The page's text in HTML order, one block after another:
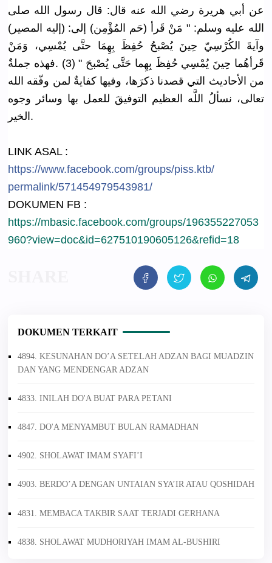
عن أبي هريرة رضي الله عنه قال: قال رسول الله صلى
الله عليه وسلم: " مَنْ قَرأ (حَم المُؤْمِن) إلى: (إليه المصير)
وآيةَ الكُرْسِيّ حِينَ يُصْبحُ حُفِظَ بِهِمَا حتَّى يُمْسِي، وَمَنْ
قَرأهُما حِينَ يُمْسِي حُفِظَ بِهِما حَتَّى يُصْبحَ " (3) .فهذه جملةٌ
من الأحاديث التي قصدنا ذكرَها، وفيها كفايةٌ لمن وفّقه الله
تعالى، نسألُ اللَّه العظيم التوفيقَ للعمل بها وسائر وجوه
الخير.
LINK ASAL :
https://www.facebook.com/groups/piss.ktb/
permalink/571454979543981/
DOKUMEN FB :
https://mbasic.facebook.com/groups/196355227053
960?view=doc&id=627510190605126&refid=18
DOKUMEN TERKAIT
4894. KESUNAHAN DO’A SETELAH ADZAN BAGI MUADZIN
DAN YANG MENDENGAR ADZAN
4833. INILAH DO'A BUAT PARA PETANI
4847. DO'A MENYAMBUT BULAN RAMADHAN
4902. SHOLAWAT IMAM SYAFI’I
4903. BERDO’A DENGAN UNTAIAN SYA’IR ATAU QOSHIDAH
4831. MEMBACA TAKBIR SAAT TERJADI GERHANA
4838. SHOLAWAT MUDHORIYAH IMAM AL-BUSHIRI